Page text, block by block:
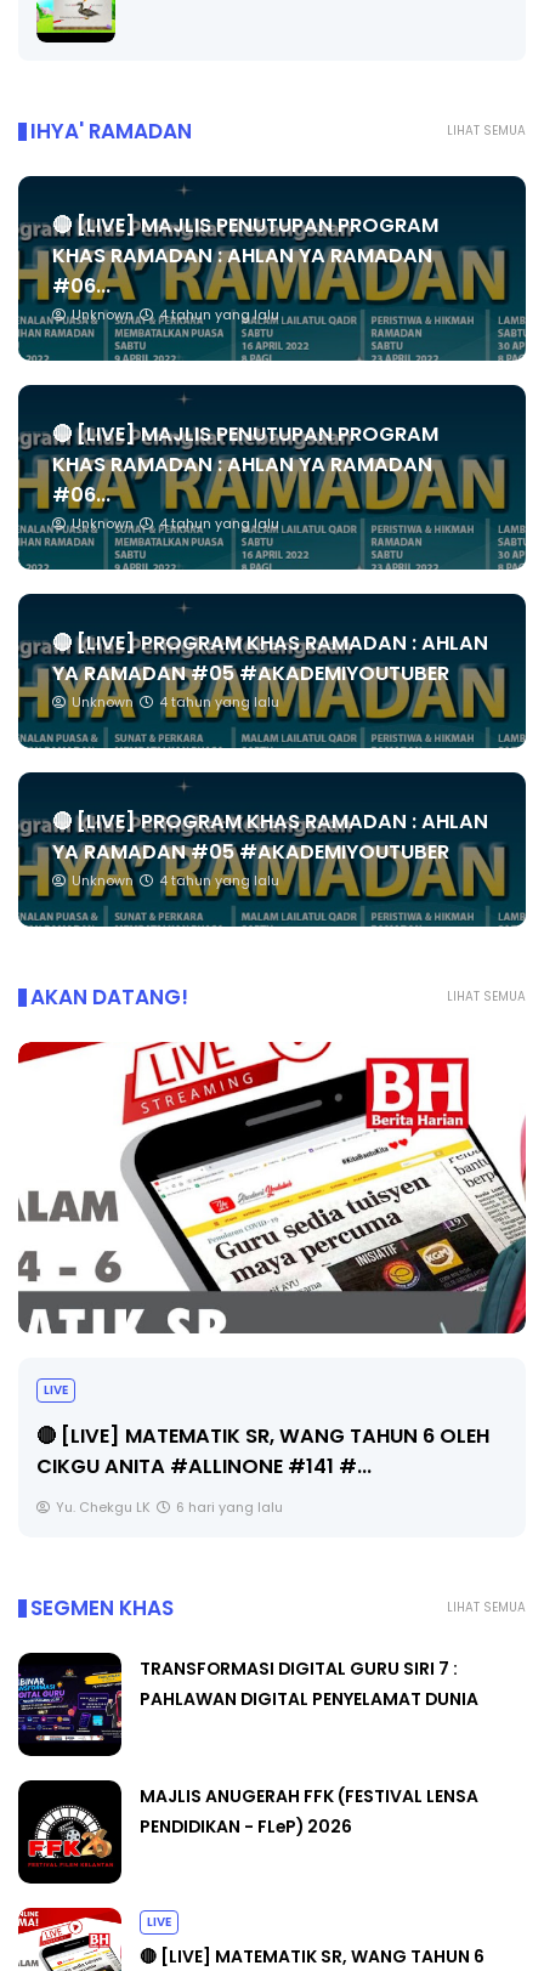
LIHAT SEMUA
IHYA' RAMADAN
🔴 [LIVE] MAJLIS PENUTUPAN PROGRAM
KHAS RAMADAN : AHLAN YA RAMADAN
#06...
Unknown 4 tahun yang lalu
🔴 [LIVE] MAJLIS PENUTUPAN PROGRAM
KHAS RAMADAN : AHLAN YA RAMADAN
#06...
Unknown 4 tahun yang lalu
🔴 [LIVE] PROGRAM KHAS RAMADAN : AHLAN
YA RAMADAN #05 #AKADEMIYOUTUBER
Unknown 4 tahun yang lalu
🔴 [LIVE] PROGRAM KHAS RAMADAN : AHLAN
YA RAMADAN #05 #AKADEMIYOUTUBER
Unknown 4 tahun yang lalu
LIHAT SEMUA
AKAN DATANG!
Sejarah Tingkatan 4
Unknown 6 hari yang lalu
LIHAT SEMUA
SEGMEN KHAS
TRANSFORMASI DIGITAL GURU SIRI 7 :
PAHLAWAN DIGITAL PENYELAMAT DUNIA
MAJLIS ANUGERAH FFK (FESTIVAL LENSA
PENDIDIKAN - FLeP) 2026
LIVE
🔴 [LIVE] MATEMATIK SR, WANG TAHUN 6